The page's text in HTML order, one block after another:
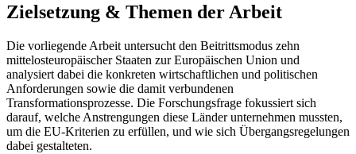
Zielsetzung & Themen der Arbeit
Die vorliegende Arbeit untersucht den Beitrittsmodus zehn
mittelosteuropäischer Staaten zur Europäischen Union und
analysiert dabei die konkreten wirtschaftlichen und politischen
Anforderungen sowie die damit verbundenen
Transformationsprozesse. Die Forschungsfrage fokussiert sich
darauf, welche Anstrengungen diese Länder unternehmen mussten,
um die EU-Kriterien zu erfüllen, und wie sich Übergangsregelungen
dabei gestalteten.